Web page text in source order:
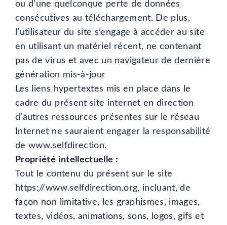
ou d’une quelconque perte de données
consécutives au téléchargement. De plus,
l’utilisateur du site s’engage à accéder au site
en utilisant un matériel récent, ne contenant
pas de virus et avec un navigateur de dernière
génération mis-à-jour
Les liens hypertextes mis en place dans le
cadre du présent site internet en direction
d’autres ressources présentes sur le réseau
Internet ne sauraient engager la responsabilité
de www.selfdirection.
Propriété intellectuelle :
Tout le contenu du présent sur le site
https://www.selfdirection.org, incluant, de
façon non limitative, les graphismes, images,
textes, vidéos, animations, sons, logos, gifs et